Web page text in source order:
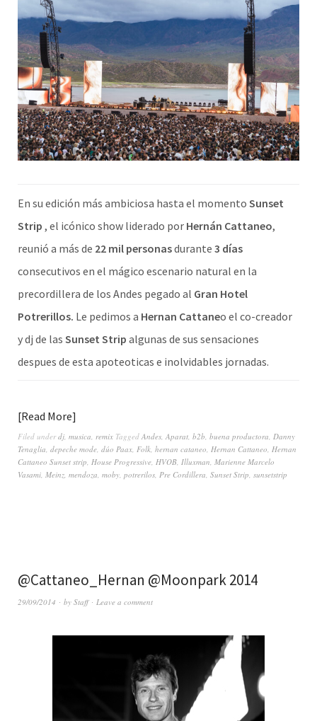
En su edición más ambiciosa hasta el momento Sunset
Strip , el icónico show liderado por Hernán Cattaneo,
reunió a más de 22 mil personasdurante 3 días
consecutivos en el mágico escenario natural en la
precordillera de los Andes pegado al Gran Hotel
Potrerillos. Le pedimos a Hernan Cattaneo el co-creador
y dj de las Sunset Strip algunas de sus sensaciones
despues de esta apoteoticas e inolvidables jornadas.
Read More
Filed underdj, musica, remix Tagged Andes, Aparat, b2b, buena productora, Danny
Tenaglia, depeche mode, dúo Paax, Folk, hernan cataneo, Hernan Cattaneo, Hernan
Cattaneo Sunset strip, House Progressive, HVOB, Illuxman, Marienne Marcelo
Vasami, Meinz, mendoza, moby, potrerilos, Pre Cordillera, Sunset Strip, sunsetstrip
@Cattaneo_Hernan @Moonpark 2014
29/09/2014 by Staff Leave a comment